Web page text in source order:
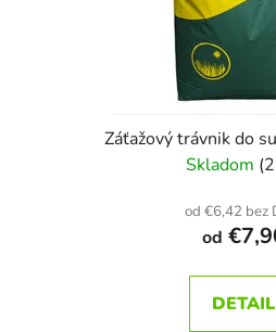
Záťažový trávnik do
Skladom
od €6,42 bez
od
DETAIL